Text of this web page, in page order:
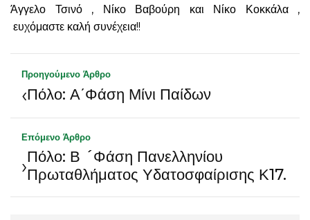
Άγγελο Τσινό , Νίκο Βαβούρη και Νίκο Κοκκάλα ,
ευχόμαστε καλή συνέχεια!!
Προηγούμενο Άρθρο
‹Πόλο: Α΄Φάση Μίνι Παίδων
Επόμενο Άρθρο
›Πόλο: Β ´Φάση Πανελληνίου
Πρωταθλήματος Υδατοσφαίρισης Κ17.